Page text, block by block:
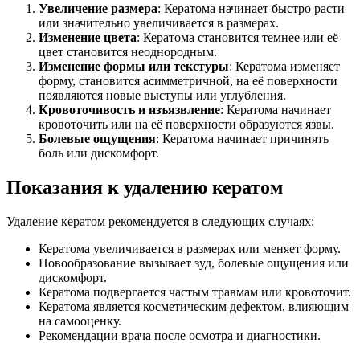
Увеличение размера: Кератома начинает быстро расти
или значительно увеличивается в размерах.
Изменение цвета: Кератома становится темнее или её
цвет становится неоднородным.
Изменение формы или текстуры: Кератома изменяет
форму, становится асимметричной, на её поверхности
появляются новые выступы или углубления.
Кровоточивость и изъязвление: Кератома начинает
кровоточить или на её поверхности образуются язвы.
Болевые ощущения: Кератома начинает причинять
боль или дискомфорт.
Показания к удалению кератом
Удаление кератом рекомендуется в следующих случаях:
Кератома увеличивается в размерах или меняет форму.
Новообразование вызывает зуд, болевые ощущения или
дискомфорт.
Кератома подвергается частым травмам или кровоточит.
Кератома является косметическим дефектом, влияющим
на самооценку.
Рекомендации врача после осмотра и диагностики.